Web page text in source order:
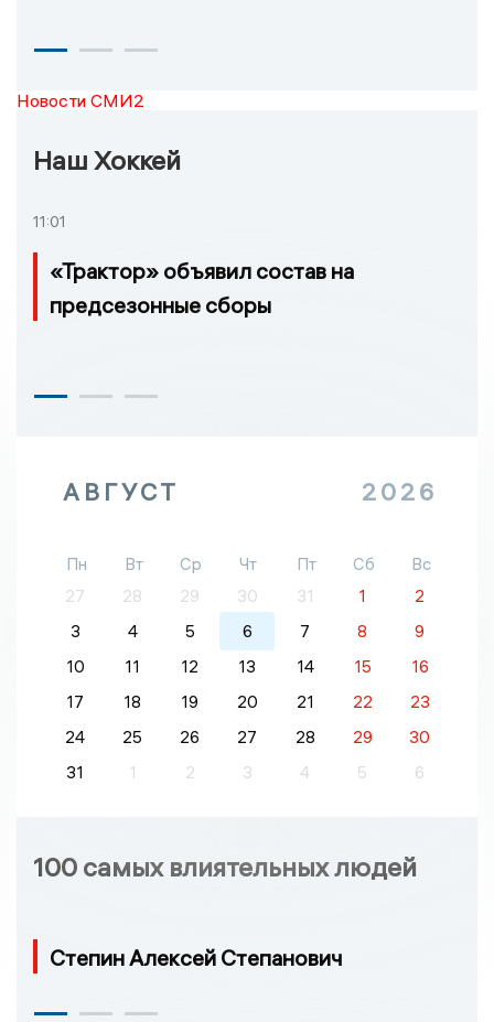
Новости СМИ2
Наш Хоккей
11:01
«Трактор» объявил состав на
предсезонные сборы
АВГУСТ 2026
Пн Вт Ср Чт Пт Сб
Вс
27
28 29 30 31 1
2
3
4 5 6 7 8
9
10
11 12 13 14 15
16
17
18 19 20 21 22
23
24
25 26 27 28 29
30
31
1 2 3 4 5 6
100 самых влиятельных людей
Степин Алексей Степанович